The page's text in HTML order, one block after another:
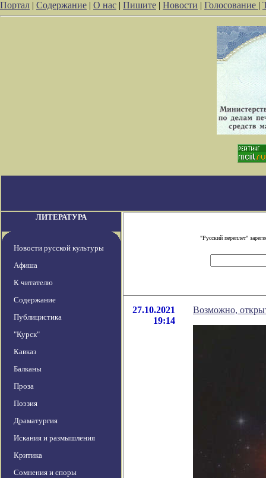
Портал | Содержание | О нас | Пишите | Новости | Голосование |
ЛИТЕРАТУРА
Новости русской культуры
Афиша
К читателю
Содержание
Публицистика
"Курск"
Кавказ
Балканы
Проза
Поэзия
Драматургия
Искания и размышления
Критика
Сомнения и споры
"Русский переплет"
27.10.2021
19:14
Возможно,